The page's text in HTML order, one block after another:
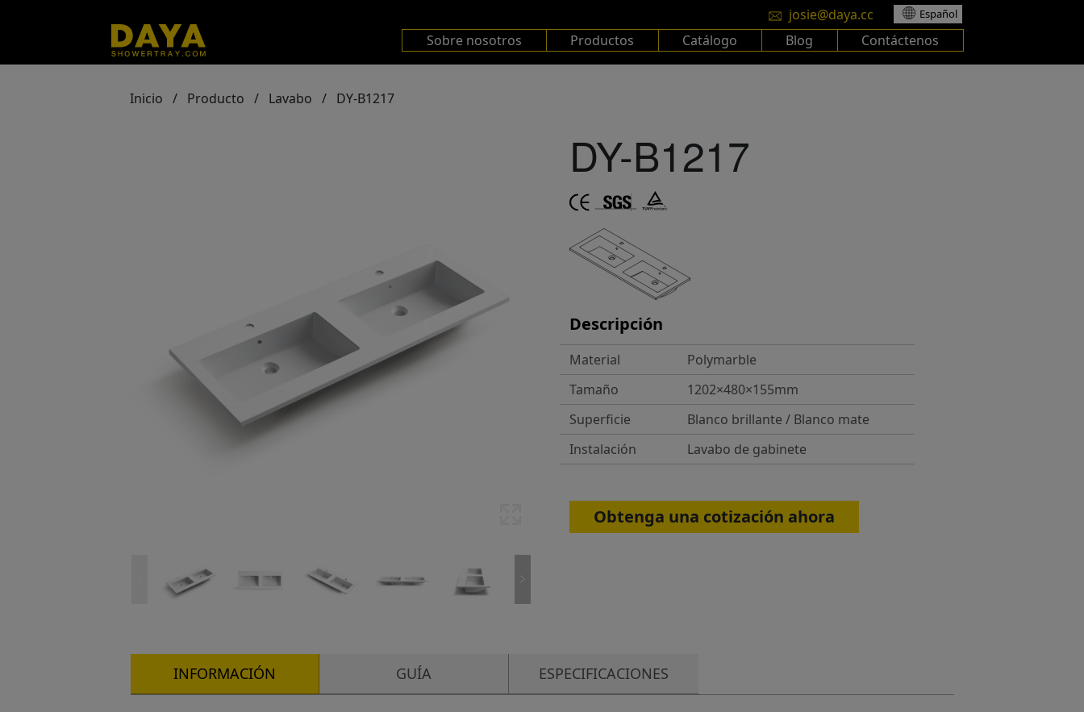
josie@daya.cc Español
Sobre nosotros Productos Catálogo Blog Contáctenos
Inicio / Producto / Lavabo / DY-B1217
DY-B1217
Descripción
Material
Polymarble
Tamaño
1202×480×155mm
Superficie
Blanco brillante / Blanco mate
Instalación
Lavabo de gabinete
Obtenga una cotización ahora
INFORMACIÓN GUÍA ESPECIFICACIONES